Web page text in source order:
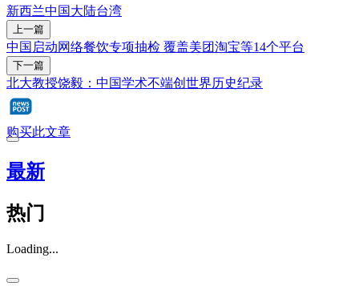
新西兰中国大陆台湾
上一篇
中国启动网络餐饮专项抽检 覆盖美团淘宝等14个平台
下一篇
北大教授饶毅：中国学术不端创世界历史纪录
购买此文章
最新
热门
Loading...